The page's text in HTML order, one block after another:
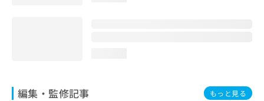
編集・監修記事 もっと見る